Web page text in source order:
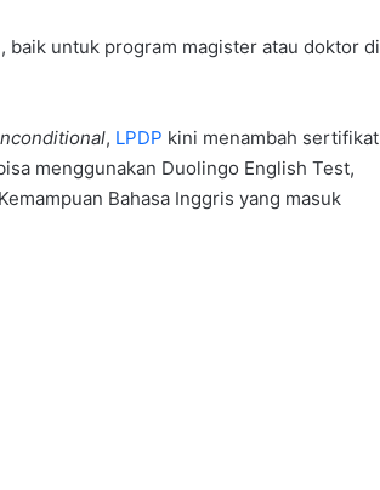
baik untuk program magister atau doktor di
, LPDP kini menambah sertifikat
menggunakan Duolingo English Test,
Bahasa Inggris yang masuk